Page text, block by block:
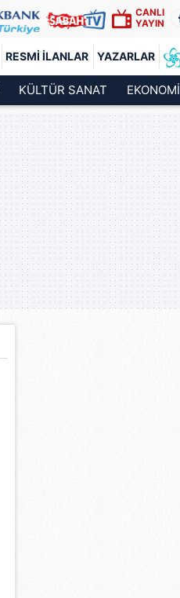
CANLI
YAYIN
RESMI İLANLAR YAZARLAR
KÜLTÜR SANAT EKONOMİ